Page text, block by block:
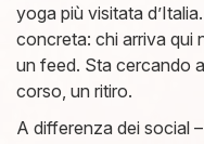
yoga più visitata
concreta: chi arriva qui
un feed. Sta cercando
corso, un ritiro.
A differenza dei social